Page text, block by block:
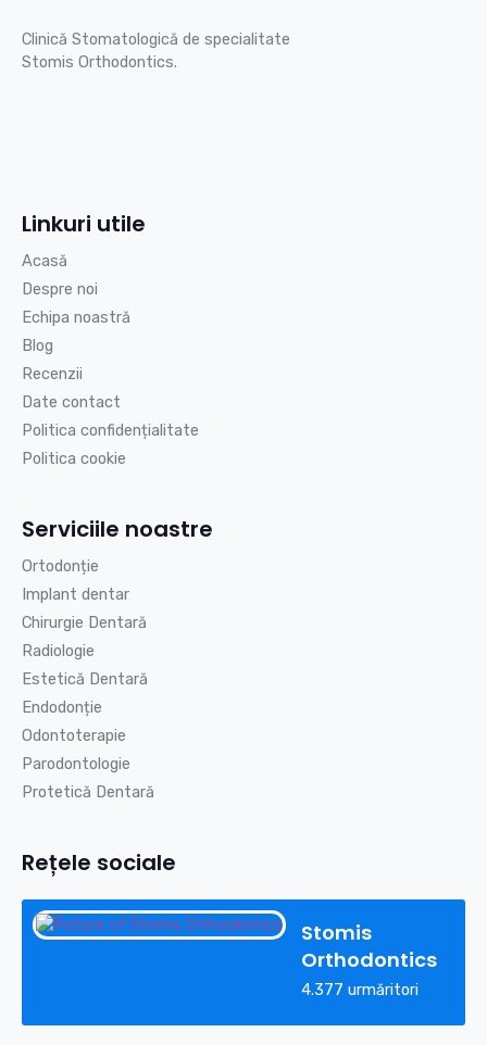
Clinică Stomatologică de specialitate
Stomis Orthodontics.
Linkuri utile
Acasă
Despre noi
Echipa noastră
Blog
Recenzii
Date contact
Politica confidențialitate
Politica cookie
Serviciile noastre
Ortodonție
Implant dentar
Chirurgie Dentară
Radiologie
Estetică Dentară
Endodonție
Odontoterapie
Parodontologie
Protetică Dentară
Rețele sociale
Stomis
Orthodontics
4.377 urmăritori